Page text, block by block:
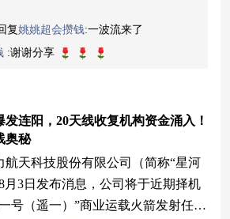
回复姚姚超会攒钱:一波流来了
:谢谢分享
发连阳，20天线收复机构资金涌入！
奥秘
航天科技股份有限公司（简称“星河
月3日发布消息，公司将于近期择机
号（遥一）”商业运载火箭发射任